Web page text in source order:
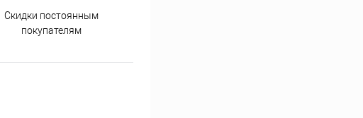
Скидки постоянным
покупателям